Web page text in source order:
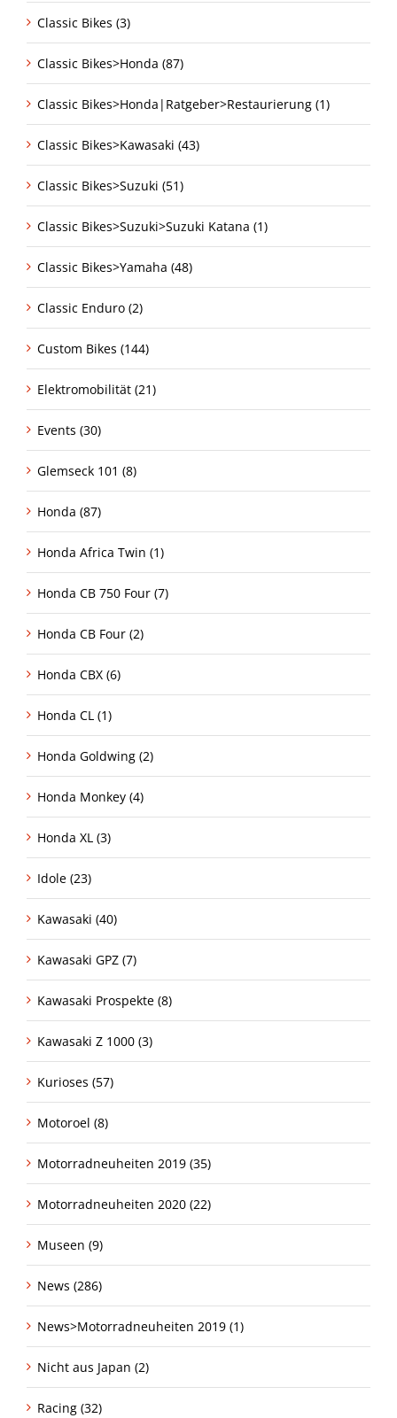
Classic Bikes (3)
Classic Bikes>Honda (87)
Classic Bikes>Honda|Ratgeber>Restaurierung (1)
Classic Bikes>Kawasaki (43)
Classic Bikes>Suzuki (51)
Classic Bikes>Suzuki>Suzuki Katana (1)
Classic Bikes>Yamaha (48)
Classic Enduro (2)
Custom Bikes (144)
Elektromobilität (21)
Events (30)
Glemseck 101 (8)
Honda (87)
Honda Africa Twin (1)
Honda CB 750 Four (7)
Honda CB Four (2)
Honda CBX (6)
Honda CL (1)
Honda Goldwing (2)
Honda Monkey (4)
Honda XL (3)
Idole (23)
Kawasaki (40)
Kawasaki GPZ (7)
Kawasaki Prospekte (8)
Kawasaki Z 1000 (3)
Kurioses (57)
Motoroel (8)
Motorradneuheiten 2019 (35)
Motorradneuheiten 2020 (22)
Museen (9)
News (286)
News>Motorradneuheiten 2019 (1)
Nicht aus Japan (2)
Racing (32)